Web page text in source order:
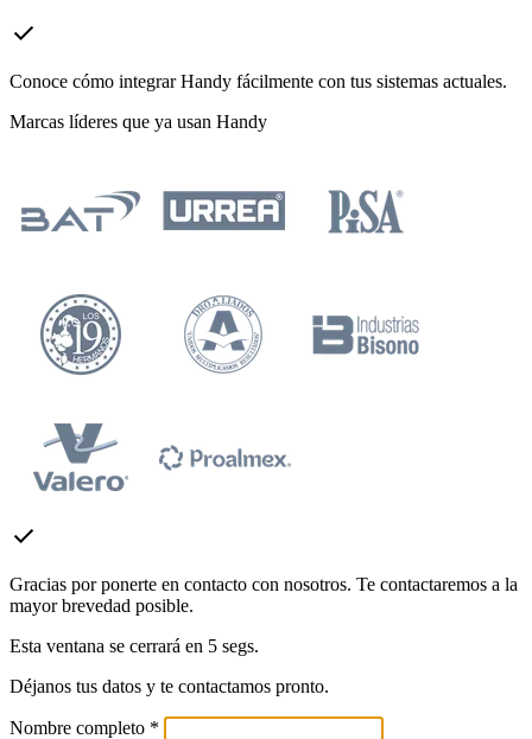
check
Conoce cómo integrar Handy fácilmente con tus sistemas actuales.
Marcas líderes que ya usan Handy
check
Gracias por ponerte en contacto con nosotros. Te contactaremos a la
mayor brevedad posible.
Esta ventana se cerrará en 5 segs.
Déjanos tus datos y te contactamos pronto.
Nombre completo *